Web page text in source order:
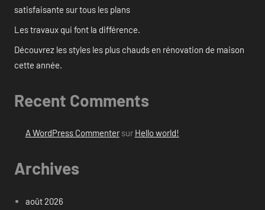
satisfaisante sur tous les plans
Les travaux qui font la différence.
Découvrez les styles les plus chauds en rénovation de maison
cette année.
Recent Comments
A WordPress Commentersur Hello world!
Archives
août 2026